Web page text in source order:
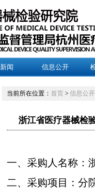
新闻 信息公开
当前所在位置： 首页 > 信息公开
浙江省医疗器械检
一、采购人名称：
二、采购项目：分